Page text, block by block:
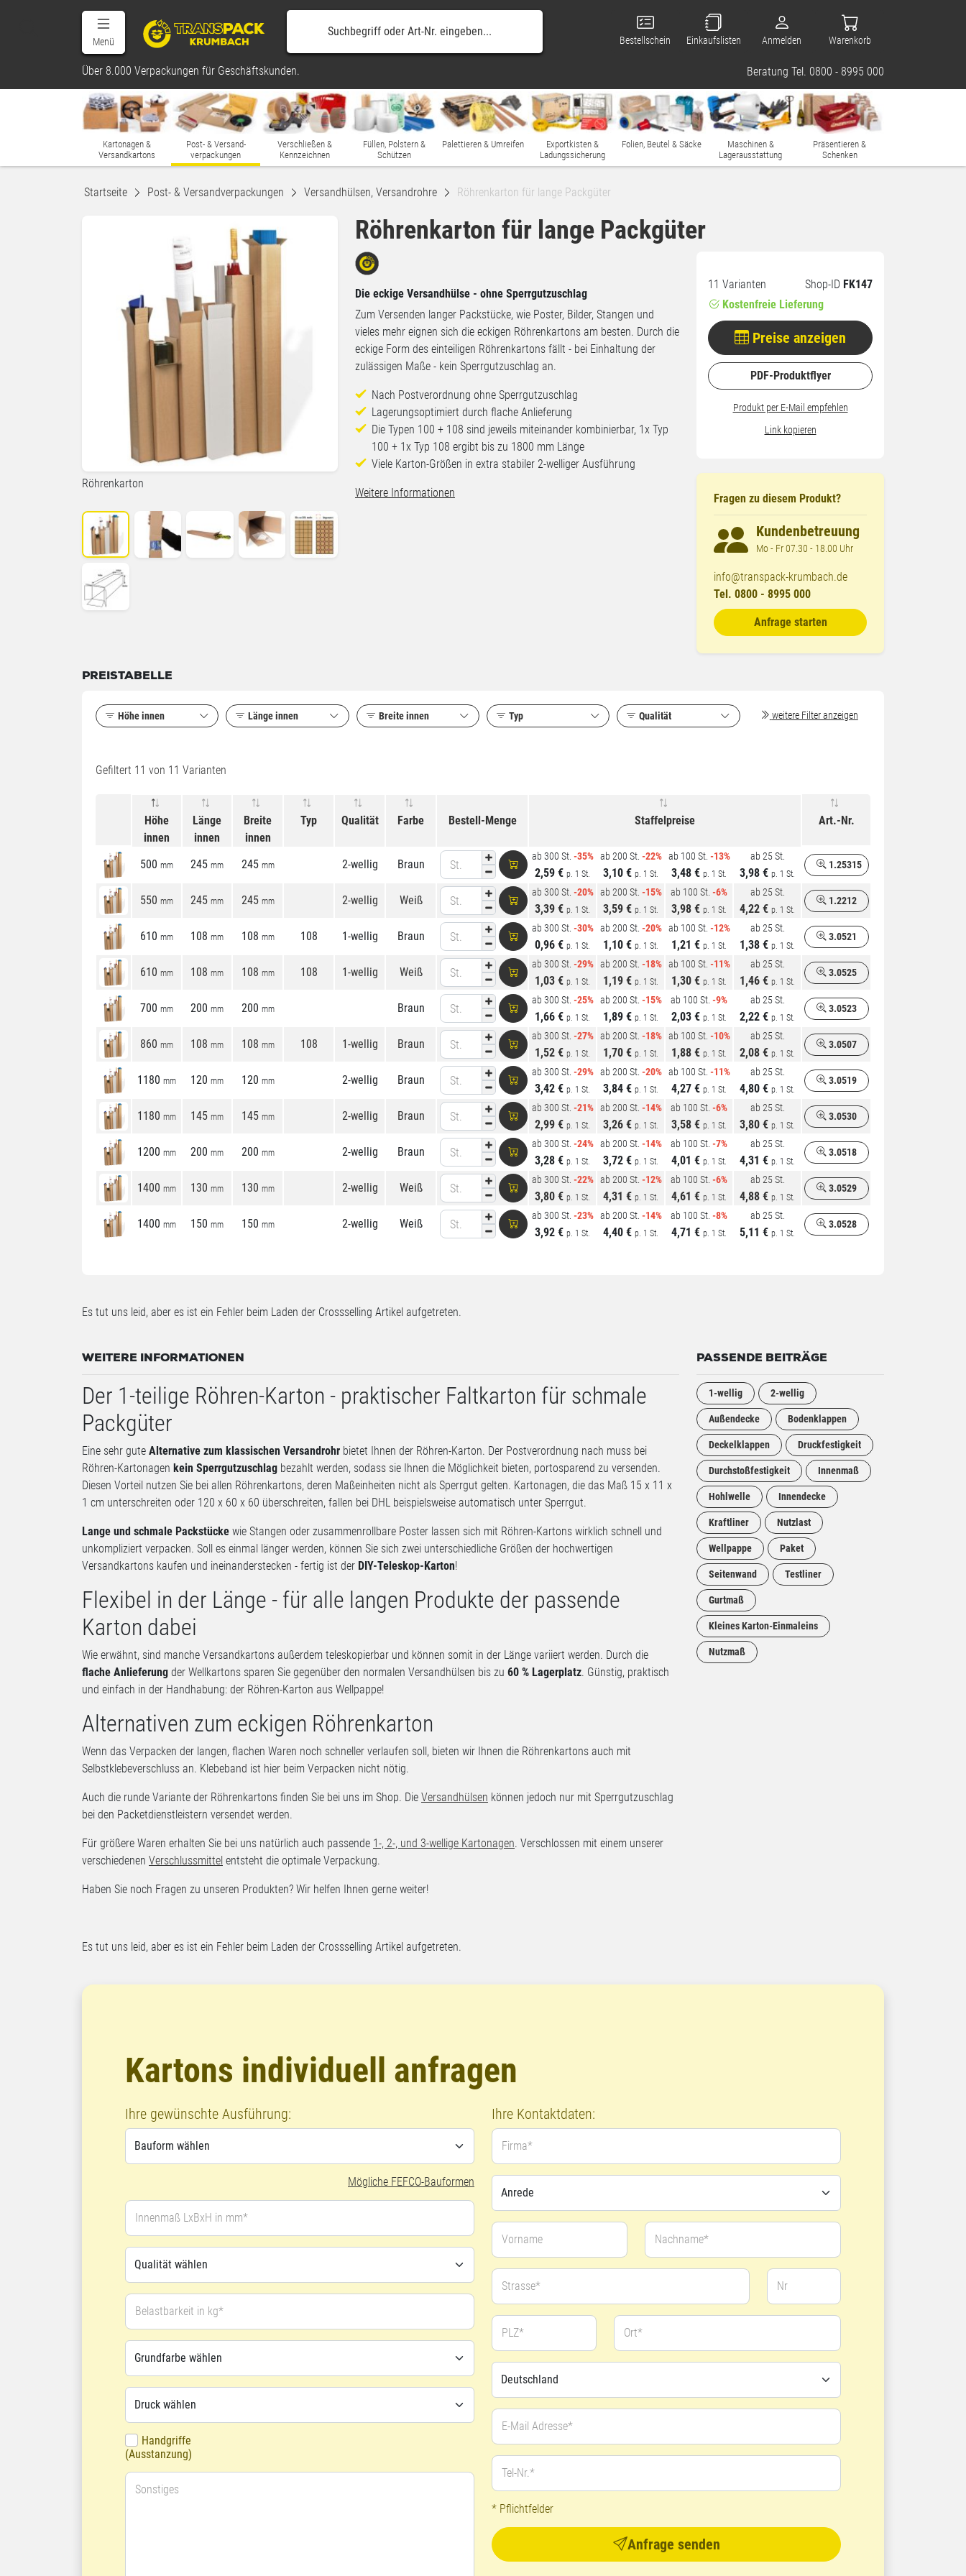
Menü Bestellschein Einkaufslisten Anmelden Warenkorb
Über 8.000 Verpackungen für Geschäftskunden. Beratung Tel. 0800 - 8995 000
Kartonagen &
Versandkartons
Post- & Versand-
verpackungen
Verschließen &
Kennzeichnen
Füllen, Polstern &
Schützen
Palettieren & Umreifen
Exportkisten &
Ladungssicherung
Folien, Beutel & Säcke
Maschinen &
Lagerausstattung
Präsentieren &
Schenken
Startseite Post- & Versandverpackungen Versandhülsen, Versandrohre Röhrenkarton für lange Packgüter
Röhrenkarton für lange Packgüter
Röhrenkarton
11 Varianten Shop-ID FK147
Kostenfreie Lieferung
Preise anzeigen
PDF-Produktflyer
Produkt per E-Mail empfehlen
Link kopieren
Fragen zu diesem Produkt?
Kundenbetreuung
Mo - Fr 07.30 - 18.00 Uhr
info@transpack-krumbach.de
Tel. 0800 - 8995 000
Anfrage starten
Die eckige Versandhülse - ohne Sperrgutzuschlag
Zum Versenden langer Packstücke, wie Poster, Bilder, Stangen und
vieles mehr eignen sich die eckigen Röhrenkartons am besten. Durch die
eckige Form des einteiligen Röhrenkartons fällt - bei Einhaltung der
zulässigen Maße - kein Sperrgutzuschlag an.
Nach Postverordnung ohne Sperrgutzuschlag
Lagerungsoptimiert durch flache Anlieferung
Die Typen 100 + 108 sind jeweils miteinander kombinierbar, 1x Typ
100 + 1x Typ 108 ergibt bis zu 1800 mm Länge
Viele Karton-Größen in extra stabiler 2-welliger Ausführung
Weitere Informationen
PREISTABELLE
Höhe innen Länge innen Breite innen Typ Qualität weitere Filter anzeigen
Gefiltert 11 von 11 Varianten
Höhe
innen
Länge
innen
Breite
innen
Typ Qualität Farbe Bestell-Menge Staffelpreise Art.-Nr.
500 mm 245 mm 245 mm 2-wellig Braun St.
ab 300 St. -35%
2,59 € p. 1 St.
ab 200 St. -22%
3,10 € p. 1 St.
ab 100 St. -13%
3,48 € p. 1 St.
ab 25 St.
3,98 € p. 1 St.
1.25315
550 mm 245 mm 245 mm 2-wellig Weiß St.
ab 300 St. -20%
3,39 € p. 1 St.
ab 200 St. -15%
3,59 € p. 1 St.
ab 100 St. -6%
3,98 € p. 1 St.
ab 25 St.
4,22 € p. 1 St.
1.2212
610 mm 108 mm 108 mm 108 1-wellig Braun St.
ab 300 St. -30%
0,96 € p. 1 St.
ab 200 St. -20%
1,10 € p. 1 St.
ab 100 St. -12%
1,21 € p. 1 St.
ab 25 St.
1,38 € p. 1 St.
3.0521
610 mm 108 mm 108 mm 108 1-wellig Weiß St.
ab 300 St. -29%
1,03 € p. 1 St.
ab 200 St. -18%
1,19 € p. 1 St.
ab 100 St. -11%
1,30 € p. 1 St.
ab 25 St.
1,46 € p. 1 St.
3.0525
700 mm 200 mm 200 mm Braun St.
ab 300 St. -25%
1,66 € p. 1 St.
ab 200 St. -15%
1,89 € p. 1 St.
ab 100 St. -9%
2,03 € p. 1 St.
ab 25 St.
2,22 € p. 1 St.
3.0523
860 mm 108 mm 108 mm 108 1-wellig Braun St.
ab 300 St. -27%
1,52 € p. 1 St.
ab 200 St. -18%
1,70 € p. 1 St.
ab 100 St. -10%
1,88 € p. 1 St.
ab 25 St.
2,08 € p. 1 St.
3.0507
1180 mm 120 mm 120 mm 2-wellig Braun St.
ab 300 St. -29%
3,42 € p. 1 St.
ab 200 St. -20%
3,84 € p. 1 St.
ab 100 St. -11%
4,27 € p. 1 St.
ab 25 St.
4,80 € p. 1 St.
3.0519
1180 mm 145 mm 145 mm 2-wellig Braun St.
ab 300 St. -21%
2,99 € p. 1 St.
ab 200 St. -14%
3,26 € p. 1 St.
ab 100 St. -6%
3,58 € p. 1 St.
ab 25 St.
3,80 € p. 1 St.
3.0530
1200 mm 200 mm 200 mm 2-wellig Braun St.
ab 300 St. -24%
3,28 € p. 1 St.
ab 200 St. -14%
3,72 € p. 1 St.
ab 100 St. -7%
4,01 € p. 1 St.
ab 25 St.
4,31 € p. 1 St.
3.0518
1400 mm 130 mm 130 mm 2-wellig Weiß St.
ab 300 St. -22%
3,80 € p. 1 St.
ab 200 St. -12%
4,31 € p. 1 St.
ab 100 St. -6%
4,61 € p. 1 St.
ab 25 St.
4,88 € p. 1 St.
3.0529
1400 mm 150 mm 150 mm 2-wellig Weiß St.
ab 300 St. -23%
3,92 € p. 1 St.
ab 200 St. -14%
4,40 € p. 1 St.
ab 100 St. -8%
4,71 € p. 1 St.
ab 25 St.
5,11 € p. 1 St.
3.0528
Es tut uns leid, aber es ist ein Fehler beim Laden der Crossselling Artikel aufgetreten.
WEITERE INFORMATIONEN
Der 1-teilige Röhren-Karton - praktischer Faltkarton für schmale
Packgüter
Eine sehr gute Alternative zum klassischen Versandrohr bietet Ihnen der Röhren-Karton. Der Postverordnung nach muss bei
Röhren-Kartonagen kein Sperrgutzuschlag bezahlt werden, sodass sie Ihnen die Möglichkeit bieten, portosparend zu versenden.
Diesen Vorteil nutzen Sie bei allen Röhrenkartons, deren Maßeinheiten nicht als Sperrgut gelten. Kartonagen, die das Maß 15 x 11 x
1 cm unterschreiten oder 120 x 60 x 60 überschreiten, fallen bei DHL beispielsweise automatisch unter Sperrgut.
Lange und schmale Packstücke wie Stangen oder zusammenrollbare Poster lassen sich mit Röhren-Kartons wirklich schnell und
unkompliziert verpacken. Soll es einmal länger werden, können Sie sich zwei unterschiedliche Größen der hochwertigen
Versandkartons kaufen und ineinanderstecken - fertig ist der DIY-Teleskop-Karton!
Flexibel in der Länge - für alle langen Produkte der passende
Karton dabei
Wie erwähnt, sind manche Versandkartons außerdem teleskopierbar und können somit in der Länge variiert werden. Durch die
flache Anlieferung der Wellkartons sparen Sie gegenüber den normalen Versandhülsen bis zu 60 % Lagerplatz. Günstig, praktisch
und einfach in der Handhabung: der Röhren-Karton aus Wellpappe!
Alternativen zum eckigen Röhrenkarton
Wenn das Verpacken der langen, flachen Waren noch schneller verlaufen soll, bieten wir Ihnen die Röhrenkartons auch mit
Selbstklebeverschluss an. Klebeband ist hier beim Verpacken nicht nötig.
Auch die runde Variante der Röhrenkartons finden Sie bei uns im Shop. Die Versandhülsen können jedoch nur mit Sperrgutzuschlag
bei den Packetdienstleistern versendet werden.
Für größere Waren erhalten Sie bei uns natürlich auch passende 1-, 2-, und 3-wellige Kartonagen. Verschlossen mit einem unserer
verschiedenen Verschlussmittel entsteht die optimale Verpackung.
Haben Sie noch Fragen zu unseren Produkten? Wir helfen Ihnen gerne weiter!
PASSENDE BEITRÄGE
1-wellig 2-wellig
Außendecke Bodenklappen
Deckelklappen Druckfestigkeit
Durchstoßfestigkeit Innenmaß
Hohlwelle Innendecke
Kraftliner Nutzlast
Wellpappe Paket
Seitenwand Testliner
Gurtmaß
Kleines Karton-Einmaleins
Nutzmaß
Es tut uns leid, aber es ist ein Fehler beim Laden der Crossselling Artikel aufgetreten.
Kartons individuell anfragen
Ihre gewünschte Ausführung:
Mögliche FEFCO-Bauformen
Innenmaß LxBxH in mm*
Belastbarkeit in kg*
Handgriffe
(Ausstanzung)
Sonstiges
Ihre Kontaktdaten:
Firma*
Vorname Nachname*
Strasse* Nr
PLZ* Ort*
E-Mail Adresse*
Tel-Nr.*
* Pflichtfelder
Anfrage senden